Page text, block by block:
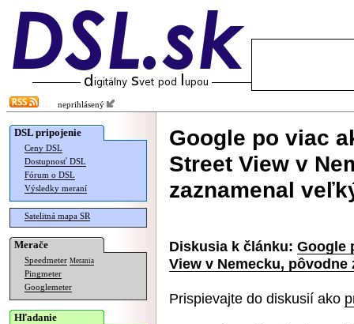
neprihlásený
DSL pripojenie
Ceny DSL
Dostupnosť DSL
Fórum o DSL
Výsledky meraní
Satelitná mapa SR
Merače
Speedmeter Merania
Pingmeter
Googlemeter
Hľadanie
Google po viac
Street View v
zaznamenal
Diskusia k článku: Google
View v Nemecku,
Prispievajte do diskusií ako